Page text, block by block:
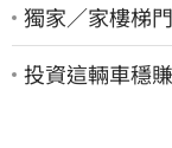
獨家／家樓梯
命 「最新傷
投資這輛車穩